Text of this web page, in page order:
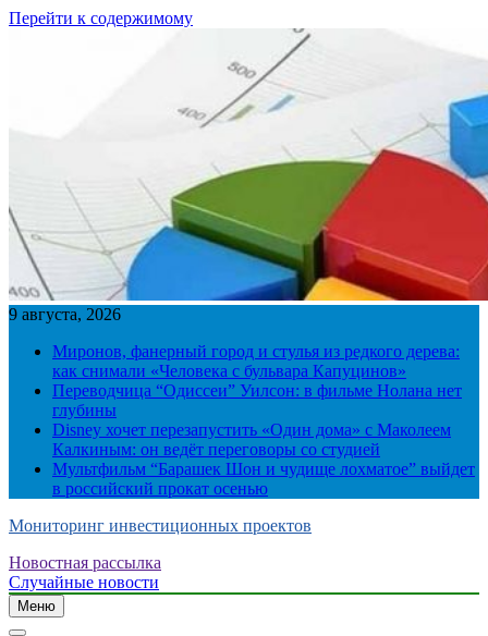
Перейти к содержимому
9 августа, 2026
Миронов, фанерный город и стулья из редкого дерева:
как снимали «Человека с бульвара Капуцинов»
Переводчица “Одиссеи” Уилсон: в фильме Нолана нет
глубины
Disney хочет перезапустить «Один дома» с Маколеем
Калкиным: он ведёт переговоры со студией
Мультфильм “Барашек Шон и чудище лохматое” выйдет
в российский прокат осенью
Мониторинг инвестиционных проектов
Новостная рассылка
Случайные новости
Меню